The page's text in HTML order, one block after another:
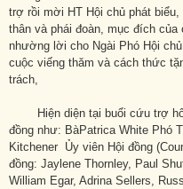
trợ rồi mời HT Hội chủ phát
thân và phái đoàn, mục đích của
nhường lời cho Ngài Phó Hội
cuộc viếng thăm và cách thức
trách,
Hiện diện tại buổi cứu trợ
đồng như: BàPatrica White Phó
Kitchener Ủy viên Hội đồng
đồng: Jaylene Thornley, Paul
William Egar, Adrina Sellers,